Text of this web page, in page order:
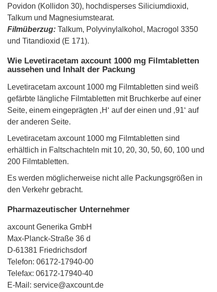
Povidon (Kollidon 30), hochdisperses Siliciumdioxid,
Talkum und Magnesiumstearat.
Filmüberzug: Talkum, Polyvinylalkohol, Macrogol 3350
und Titandioxid (E 171).
Wie Levetiracetam axcount 1000 mg Filmtabletten
aussehen und Inhalt der Packung
Levetiracetam axcount 1000 mg Filmtabletten sind weiß
gefärbte längliche Filmtabletten mit Bruchkerbe auf einer
Seite, einem eingeprägten ‚H‘ auf der einen und ‚91‘ auf
der anderen Seite.
Levetiracetam axcount 1000 mg Filmtabletten sind
erhältlich in Faltschachteln mit 10, 20, 30, 50, 60, 100 und
200 Filmtabletten.
Es werden möglicherweise nicht alle Packungsgrößen in
den Verkehr gebracht.
Pharmazeutischer Unternehmer
axcount Generika GmbH
Max-Planck-Straße 36 d
D-61381 Friedrichsdorf
Telefon: 06172-17940-00
Telefax: 06172-17940-40
E-Mail: service@axcount.de